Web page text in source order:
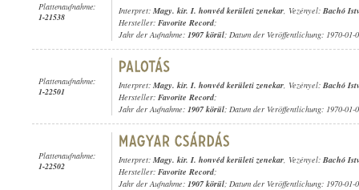
Plattenaufnahme:
1-21538
Interpret: Magy. kir. I. honvéd kerületi zenekar, Vezényel: Bachó
Hersteller: Favorite Record;
Jahr der Aufnahme: 1907 körül; Datum der Veröffentlichung: 1970-01-
Plattenaufnahme:
1-22501
Interpret: Magy. kir. I. honvéd kerületi zenekar, Vezényel: Bachó
Hersteller: Favorite Record;
Jahr der Aufnahme: 1907 körül; Datum der Veröffentlichung: 1970-01-
Plattenaufnahme:
1-22502
Interpret: Magy. kir. I. honvéd kerületi zenekar, Vezényel: Bachó
Hersteller: Favorite Record;
Jahr der Aufnahme: 1907 körül; Datum der Veröffentlichung: 1970-01-